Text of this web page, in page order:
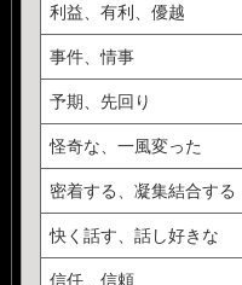
利益、有利、優越
事件、情事
予期、先回り
怪奇な、一風変った
密着する、凝集結合する
快く話す、話し好きな
信任、信頼